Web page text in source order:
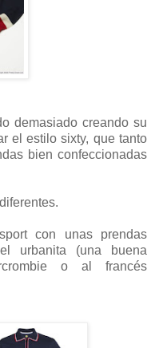
demasiado creando su
el estilo sixty, que tanto
bien confeccionadas
con unas prendas
urbanita (una buena
o al francés